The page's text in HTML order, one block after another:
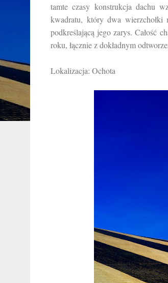
tamte czasy konstrukcja dachu
kwadratu, który dwa wierzchołki
podkreślającą jego zarys. Całość
roku, łącznie z dokładnym
Lokalizacja: Ochota